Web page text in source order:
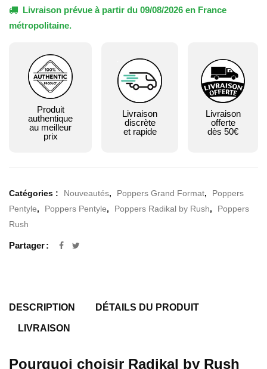
Livraison prévue à partir du 09/08/2026 en France
métropolitaine.
Produit
authentique
au meilleur
prix
Livraison
discrète
et rapide
Livraison
offerte
dès 50€
Catégories : Nouveautés, Poppers Grand Format,
Poppers
Pentyle, Poppers Pentyle, Poppers Radikal by Rush,
Poppers
Rush
Partager
DESCRIPTION DÉTAILS DU PRODUIT
LIVRAISON
Pourquoi choisir Radikal by Rush